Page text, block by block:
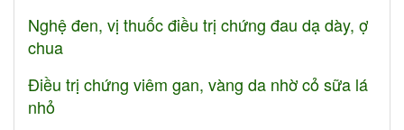
Nghệ đen, vị thuốc điều trị chứng đau dạ dày, ợ
chua
Điều trị chứng viêm gan, vàng da nhờ cỏ sữa lá
nhỏ